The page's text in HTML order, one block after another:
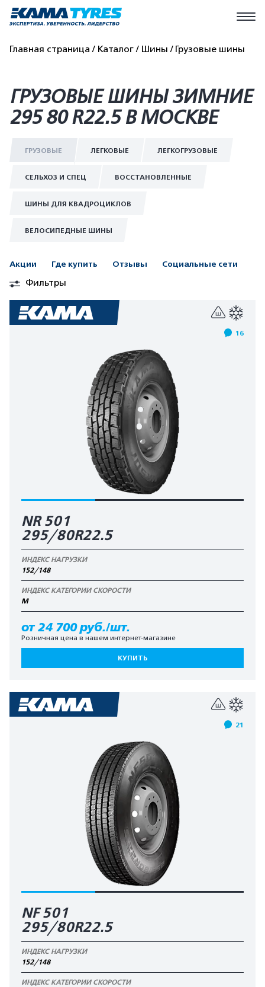
Главная страница Каталог Шины Грузовые шины
ГРУЗОВЫЕ ШИНЫ ЗИМНИЕ
295 80 R22.5 В МОСКВЕ
ГРУЗОВЫЕ ЛЕГКОВЫЕ ЛЕГКОГРУЗОВЫЕ
СЕЛЬХОЗ И СПЕЦ ВОССТАНОВЛЕННЫЕ
ШИНЫ ДЛЯ КВАДРОЦИКЛОВ
ВЕЛОСИПЕДНЫЕ ШИНЫ
Акции Где купить Отзывы Социальные сети
Фильтры
16
NR 501
295/80R22.5
ИНДЕКС НАГРУЗКИ
152/148
ИНДЕКС КАТЕГОРИИ СКОРОСТИ
M
от 24 700 руб./шт.
Розничная цена в нашем интернет-магазине
КУПИТЬ
21
NF 501
295/80R22.5
ИНДЕКС НАГРУЗКИ
152/148
ИНДЕКС КАТЕГОРИИ СКОРОСТИ